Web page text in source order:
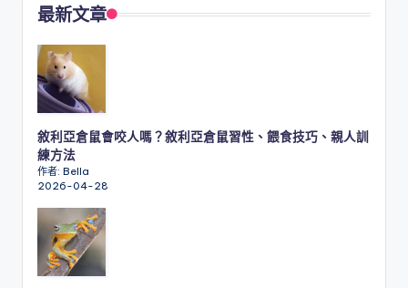
最新文章
敘利亞倉鼠會咬人嗎？敘利亞倉鼠習性、餵食技巧、親人訓
練方法
作者: Bella
2026-04-28